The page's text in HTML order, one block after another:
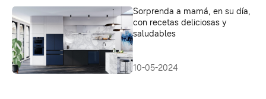
Sorprenda a mamá, en su día,
con recetas deliciosas y
saludables
10-05-2024